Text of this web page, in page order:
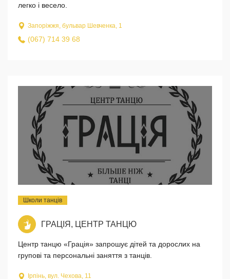
легко і весело.
Запоріжжя, бульвар Шевченка, 1
(067) 714 39 68
Школи танців
ГРАЦІЯ, ЦЕНТР ТАНЦЮ
Центр танцю «Грація» запрошує дітей та дорослих на
групові та персональні заняття з танців.
Ірпінь, вул. Чехова, 11